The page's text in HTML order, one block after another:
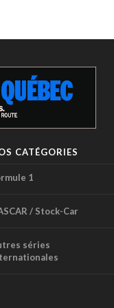
CATÉGORIES
1
/ Stock-Car
séries